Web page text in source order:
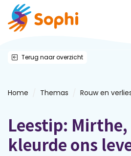
Thema's
Leren & ontmoeten
Terug naar overzicht
Home Themas Rouw en
Leestip: Mirthe,
kleurde ons